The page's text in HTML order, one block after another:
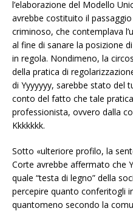
l’elaborazione del Modello
avrebbe costituito il
criminoso, che contemplava
al fine di sanare la posizione
in regola. Nondimeno, la
della pratica di
di Yyyyyyy, sarebbe stato del
conto del fatto che tale
professionista, ovvero dalla
Kkkkkkk.
Sotto «ulteriore profilo, la
Corte avrebbe affermato che
quale “testa di legno” della
percepire quanto conferitogli
quantomeno secondo la